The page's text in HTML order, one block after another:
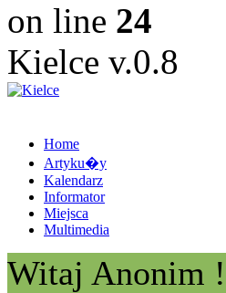
on line 24
Kielce v.0.8
Home
Artyku�y
Kalendarz
Informator
Miejsca
Multimedia
Witaj Anonim !